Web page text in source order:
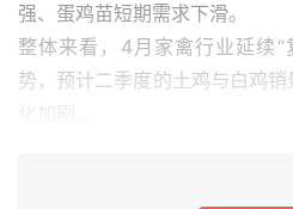
强、蛋鸡苗短期需求下滑。
整体来看，4月家禽行业延续“
势，预计二季度的土鸡与白鸡